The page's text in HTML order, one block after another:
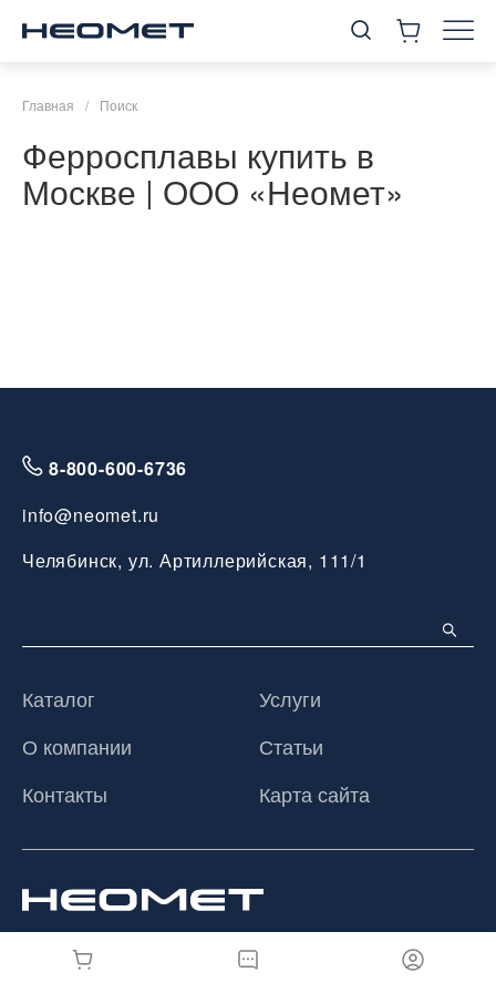
Главная / Поиск
Ферросплавы купить в
Москве | ООО «Неомет»
8-800-600-6736
info@neomet.ru
Челябинск, ул. Артиллерийская, 111/1
Каталог
Услуги
О компании
Статьи
Контакты
Карта сайта
© 2026 ООО «Неомет», Все права защищены